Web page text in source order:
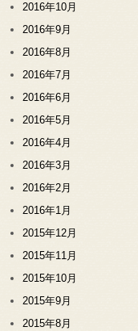
2016年10月
2016年9月
2016年8月
2016年7月
2016年6月
2016年5月
2016年4月
2016年3月
2016年2月
2016年1月
2015年12月
2015年11月
2015年10月
2015年9月
2015年8月